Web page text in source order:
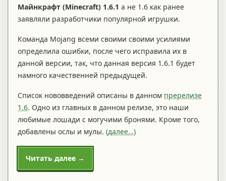
Майнкрафт (Minecraft) 1.6.1 а не 1.6 как ранее
заявляли разработчики популярной игрушки.
Команда Mojang всеми своими своими усилиями
определила ошибки, после чего исправила их в
данной версии, так, что данная версия 1.6.1 будет
намного качественней предыдущей.
Список нововведений описаны в данном пререлизе
1.6. Одно из главных в данном релизе, это наши
любимые лошади с могучими бронями. Кроме того,
добавлены ослы и мулы. (далее…)
Читать далее →